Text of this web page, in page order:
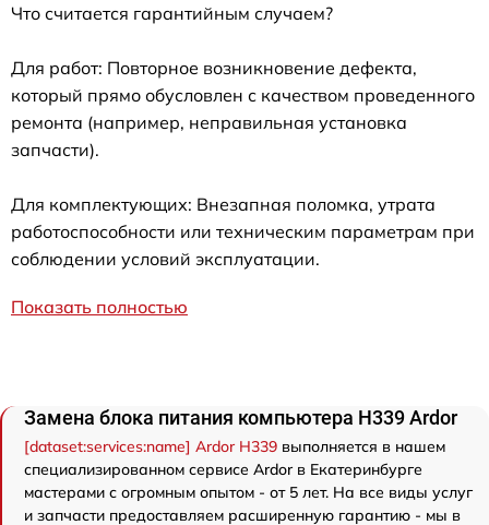
Что считается гарантийным случаем?
Для работ: Повторное возникновение дефекта,
который прямо обусловлен с качеством проведенного
ремонта (например, неправильная установка
запчасти).
Для комплектующих: Внезапная поломка, утрата
работоспособности или техническим параметрам при
соблюдении условий эксплуатации.
Показать полностью
Замена блока питания компьютера H339 Ardor
[dataset:services:name] Ardor H339 выполняется в нашем
специализированном сервисе Ardor в Екатеринбурге
мастерами с огромным опытом - от 5 лет. На все виды услуг
и запчасти предоставляем расширенную гарантию - мы в